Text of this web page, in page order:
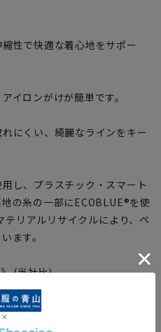
性で快適な着心地をサポー
イロンがけが簡単です。
にくい、綺麗なラインをキー
し、プラスチック・スマート
の糸の一部にECOBLUE®を使
リアルリサイクルにより、ペ
ます。
(当社比)
味やサイズ等の仕様に変更が